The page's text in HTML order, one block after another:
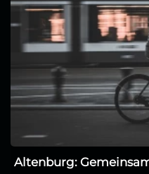
Altenburg: